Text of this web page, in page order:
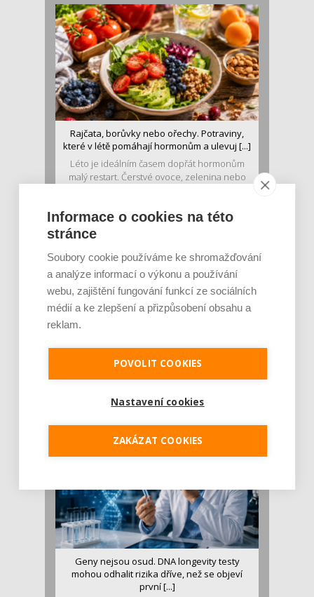
Rajčata, borůvky nebo ořechy. Potraviny,
které v létě pomáhají hormonům a ulevuj [...]
Léto je ideálním časem dopřát hormonům
malý restart. Čerstvé ovoce, zelenina nebo
Je jen pro sportovce, přiberu po něm a ve
stravě ho mám dostatek. Znáte nejčastějš [...]
Pojem protein již nějakou dobu rezonuje
se o ně...
Geny nejsou osud. DNA longevity testy
mohou odhalit rizika dříve, než se objeví
první [...]
Informace o cookies na této
stránce
Soubory cookie používáme ke shromažďování
a analýze informací o výkonu a používání
webu, zajištění fungování funkcí ze sociálních
médií a ke zlepšení a přizpůsobení obsahu a
reklam.
POVOLIT COOKIES
Nastavení cookies
ZAKÁZAT COOKIES